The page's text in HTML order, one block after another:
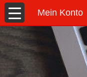
Mein Konto